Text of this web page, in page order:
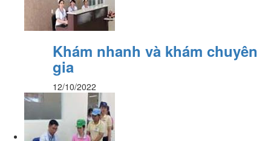
Khám nhanh và khám chuyên
gia
12/10/2022